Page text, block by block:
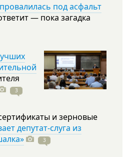
под асфальт
— пока загадка
3
и зерновые
депутат-слуга из
3